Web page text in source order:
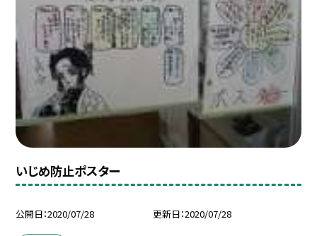
いじめ防止ポスター
公開日 2020/07/28 更新日 2020/07/28